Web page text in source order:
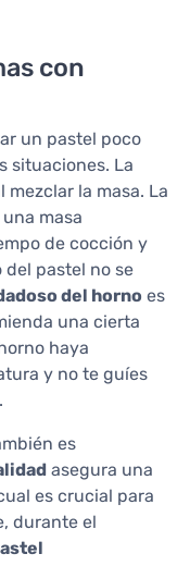
con
un pastel poco
situaciones. La
la masa. La
masa
de cocción y
pastel no se
del horno es
una cierta
haya
y no te guíes
es
asegura una
es crucial para
durante el